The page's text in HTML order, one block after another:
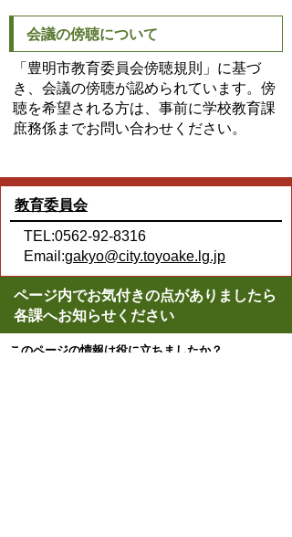
会議の傍聴について
「豊明市教育委員会傍聴規則」に基づ
き、会議の傍聴が認められています。傍
聴を希望される方は、事前に学校教育課
庶務係までお問い合わせください。
教育委員会
TEL:0562-92-8316
Email:gakyo@city.toyoake.lg.jp
ページ内でお気付きの点がありましたら
各課へお知らせください
このページの情報は役に立ちましたか？